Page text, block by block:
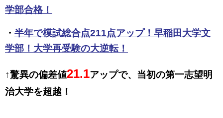
学部合格！
・ 半年で模試総合点211点アップ！早稲田大学文
学部！大学再受験の大逆転！
↑驚異の偏差値21.1アップで、当初の第一志望明
治大学を超越！